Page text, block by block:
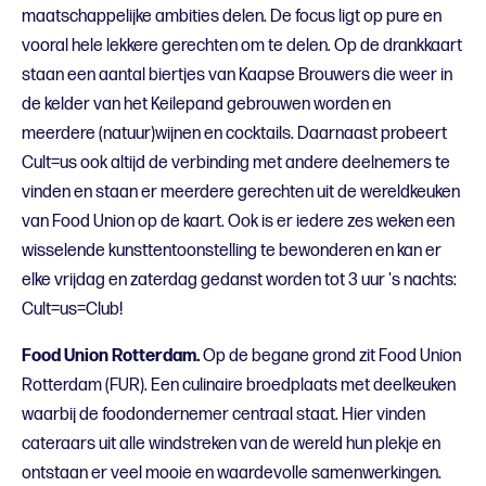
maatschappelijke ambities delen. De focus ligt op pure en
vooral hele lekkere gerechten om te delen. Op de drankkaart
staan een aantal biertjes van Kaapse Brouwers die weer in
de kelder van het Keilepand gebrouwen worden en
meerdere (natuur)wijnen en cocktails. Daarnaast probeert
Cult=us ook altijd de verbinding met andere deelnemers te
vinden en staan er meerdere gerechten uit de wereldkeuken
van Food Union op de kaart. Ook is er iedere zes weken een
wisselende kunsttentoonstelling te bewonderen en kan er
elke vrijdag en zaterdag gedanst worden tot 3 uur 's nachts:
Cult=us=Club!
Food Union Rotterdam.Op de begane grond zit Food Union
Rotterdam (FUR). Een culinaire broedplaats met deelkeuken
waarbij de foodondernemer centraal staat. Hier vinden
cateraars uit alle windstreken van de wereld hun plekje en
ontstaan er veel mooie en waardevolle samenwerkingen.